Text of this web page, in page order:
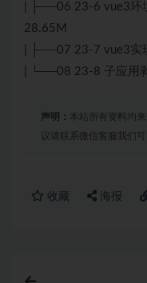
| ├──06 23-6 vue3环
28.65M
| ├──07 23-7 vue3实
| └──08 23-8 子应用
声明： 本站所有资料均
议请联系微信客服我们可
收藏 海报